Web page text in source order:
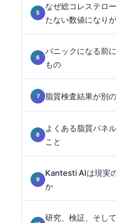
なぜ総コレステロ
たない数値になり
パニックになる前
もの
脂質検査結果が別
よくある脂質パネ
こと
Kantesti AIは現実
か
研究、検証、そし